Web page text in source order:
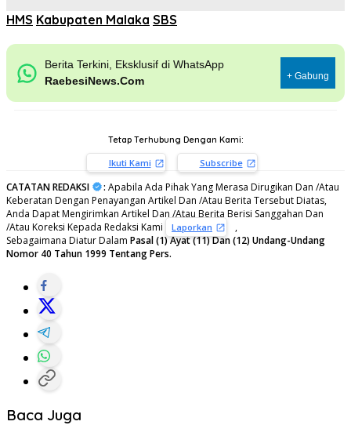
HMS Kabupaten Malaka SBS
Berita Terkini, Eksklusif di WhatsApp
RaebesiNews.Com
+ Gabung
Tetap Terhubung Dengan Kami:
Ikuti Kami Subscribe
CATATAN REDAKSI : Apabila Ada Pihak Yang Merasa Dirugikan Dan /Atau
Keberatan Dengan Penayangan Artikel Dan /Atau Berita Tersebut Diatas,
Anda Dapat Mengirimkan Artikel Dan /Atau Berita Berisi Sanggahan Dan
/Atau Koreksi Kepada Redaksi Kami
Laporkan
,
Sebagaimana Diatur Dalam Pasal (1) Ayat (11) Dan (12) Undang-Undang
Nomor 40 Tahun 1999 Tentang Pers.
Baca Juga